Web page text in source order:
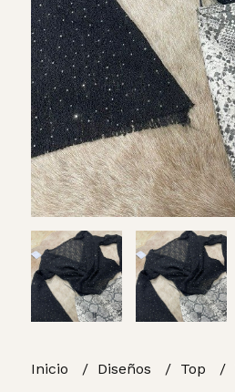
Inicio Diseños Top